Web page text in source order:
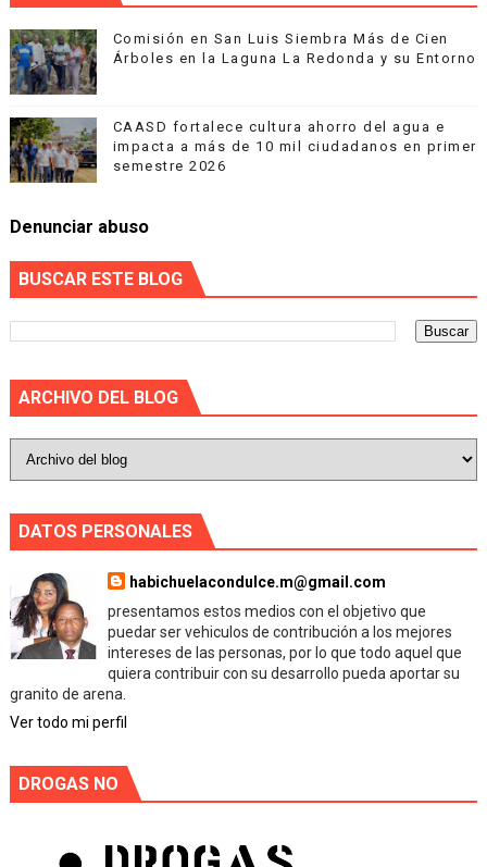
Comisión en San Luis Siembra Más de Cien
Árboles en la Laguna La Redonda y su Entorno
CAASD fortalece cultura ahorro del agua e
impacta a más de 10 mil ciudadanos en primer
semestre 2026
Denunciar abuso
BUSCAR ESTE BLOG
ARCHIVO DEL BLOG
DATOS PERSONALES
habichuelacondulce.m@gmail.com
presentamos estos medios con el objetivo que
puedar ser vehiculos de contribución a los mejores
intereses de las personas, por lo que todo aquel que
quiera contribuir con su desarrollo pueda aportar su
granito de arena.
Ver todo mi perfil
DROGAS NO